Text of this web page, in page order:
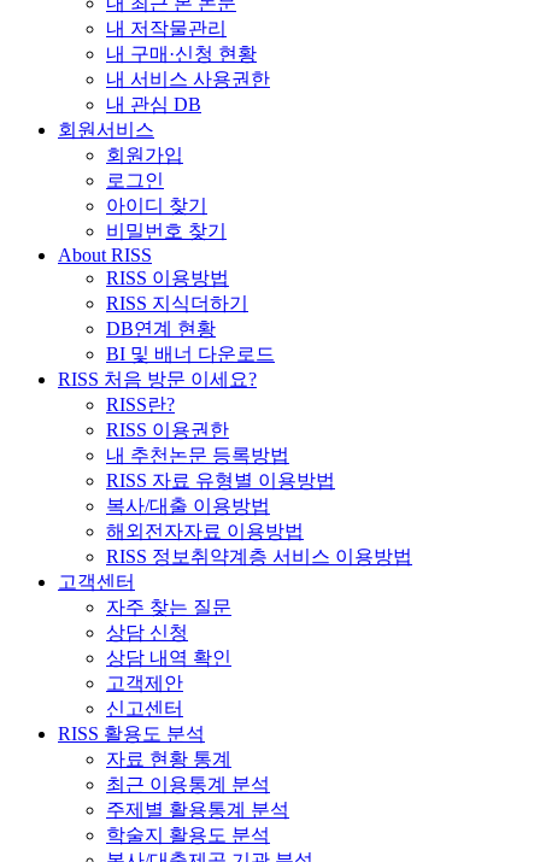
내 저작물관리
내 구매·신청 현황
내 서비스 사용권한
내 관심 DB
회원서비스
회원가입
로그인
아이디 찾기
비밀번호 찾기
About RISS
RISS 이용방법
RISS 지식더하기
DB연계 현황
BI 및 배너 다운로드
RISS 처음 방문 이세요?
RISS란?
RISS 이용권한
내 추천논문 등록방법
RISS 자료 유형별 이용방법
복사/대출 이용방법
해외전자자료 이용방법
RISS 정보취약계층 서비스 이용방법
고객센터
자주 찾는 질문
상담 신청
상담 내역 확인
고객제안
신고센터
RISS 활용도 분석
자료 현황 통계
최근 이용통계 분석
주제별 활용통계 분석
학술지 활용도 분석